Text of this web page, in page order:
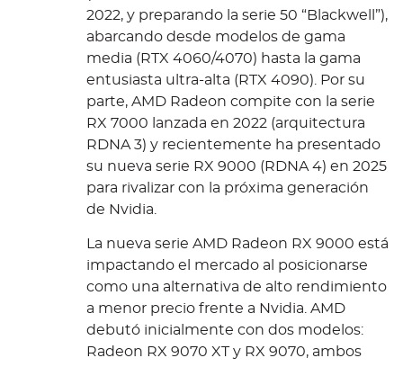
2022, y preparando la serie 50 “Blackwell”),
abarcando desde modelos de gama
media (RTX 4060/4070) hasta la gama
entusiasta ultra-alta (RTX 4090). Por su
parte, AMD Radeon compite con la serie
RX 7000 lanzada en 2022 (arquitectura
RDNA 3) y recientemente ha presentado
su nueva serie RX 9000 (RDNA 4) en 2025
para rivalizar con la próxima generación
de Nvidia.
La nueva serie AMD Radeon RX 9000 está
impactando el mercado al posicionarse
como una alternativa de alto rendimiento
a menor precio frente a Nvidia. AMD
debutó inicialmente con dos modelos:
Radeon RX 9070 XT y RX 9070, ambos